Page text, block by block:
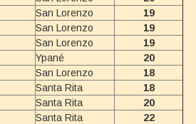
San Lorenzo
19
San Lorenzo
19
San Lorenzo
19
Ypané
20
San Lorenzo
18
Santa Rita
18
Santa Rita
20
Santa Rita
22